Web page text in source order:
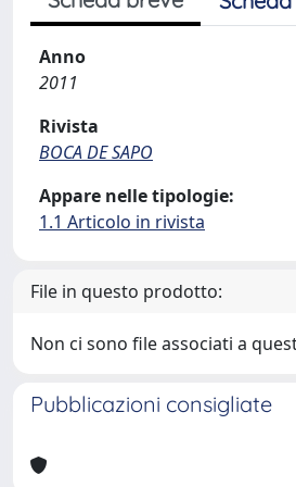
Anno
2011
Rivista
BOCA DE SAPO
Appare nelle tipologie:
1.1 Articolo in rivista
File in questo prodotto:
Non ci sono file associati a
Pubblicazioni consigliate